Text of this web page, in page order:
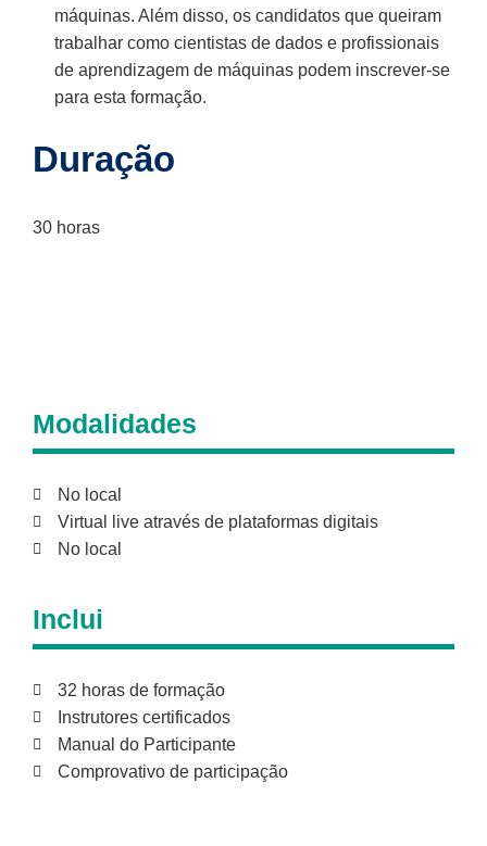
máquinas. Além disso, os candidatos que queiram
trabalhar como cientistas de dados e profissionais
de aprendizagem de máquinas podem inscrever-se
para esta formação.
Duração
30 horas
Modalidades
No local
Virtual live através de plataformas digitais
No local
Inclui
32 horas de formação
Instrutores certificados
Manual do Participante
Comprovativo de participação